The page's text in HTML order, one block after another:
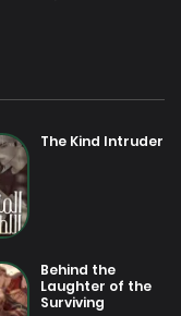
The Kind Intruder
Behind the
Laughter of the
Surviving